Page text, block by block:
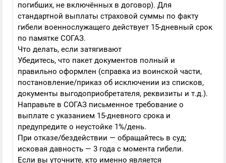
погибших, не включённых в договор). Для
стандартной выплаты страховой суммы по факту
гибели военнослужащего действует 15-дневный срок
по памятке СОГАЗ.
Что делать, если затягивают
Убедитесь, что пакет документов полный и
правильно оформлен (справка из воинской части,
постановление/приказ об исключении из списков,
документы выгодоприобретателя, реквизиты и т.д.).
Направьте в СОГАЗ письменное требование о
выплате с указанием 15-дневного срока и
предупредите о неустойке 1%/день.
При отказе/бездействии — обращайтесь в суд;
исковая давность — 3 года с момента гибели.
Если вы уточните, кто именно является